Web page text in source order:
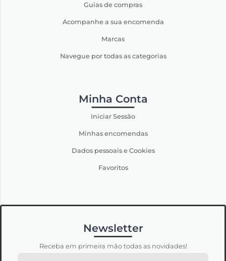
Guias de compras
Acompanhe a sua encomenda
Marcas
Navegue por todas as categorias
Minha Conta
Iniciar Sessão
Minhas encomendas
Dados pessoais e Cookies
Favoritos
Newsletter
Receba em primeira mão todas as novidades!